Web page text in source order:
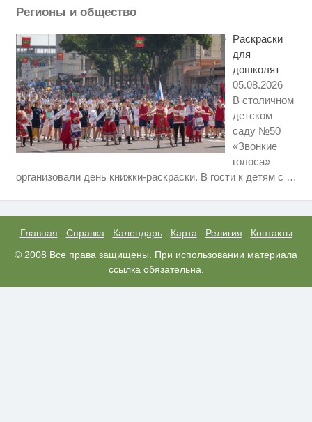
Регионы и общество
Раскраски
для
дошколят
05.08.2026
В столичном
детском
саду №50
«Звонкие
голоса»
организовали день книжки-раскраски. В гости к детям с …
Главная Справка Календарь Карта Религия
Контакты
© 2008 Все права защищены. При использовании материала
ссылка обязательна.
Королева вагона отожгла! Видео
Крыма: Что люди вытворяют,
i
Ролик из Омска: вы будете
смеяться долго